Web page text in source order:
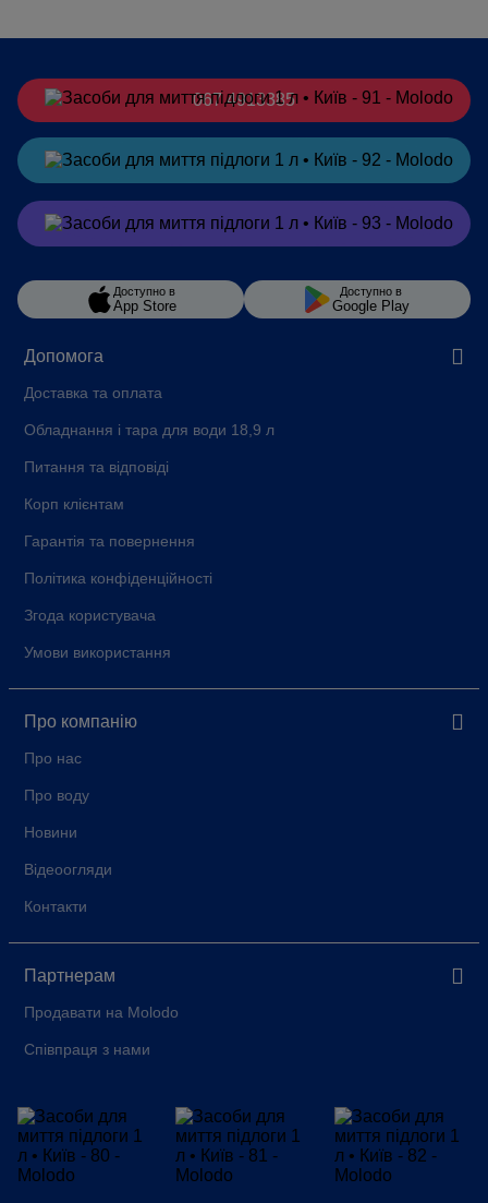
Допомога
Доставка та оплата
Обладнання і тара для води 18,9 л
Питання та відповіді
Корп клієнтам
Гарантія та повернення
Політика конфіденційності
Згода користувача
Умови використання
Про компанію
Про нас
Про воду
Новини
Відеоогляди
Контакти
Партнерам
Продавати на Molodo
Співпраця з нами
067 4913385
Замовитив Telegram
Замовитив Viber
Доступно в
App Store
Доступно в
Google Play